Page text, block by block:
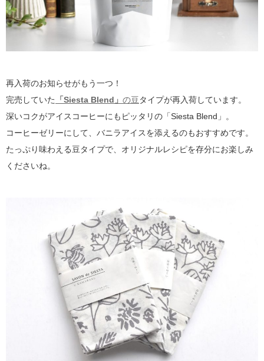
再入荷のお知らせがもう一つ！
完売していた
「Siesta Blend」 の豆タイプが再入荷しています。
深いコクがアイスコーヒーにもピッタリの「Siesta Blend」。
コーヒーゼリーにして、バニラアイスを添えるのもおすすめです。
たっぷり味わえる豆タイプで、オリジナルレシピを存分にお楽しみ
くださいね。